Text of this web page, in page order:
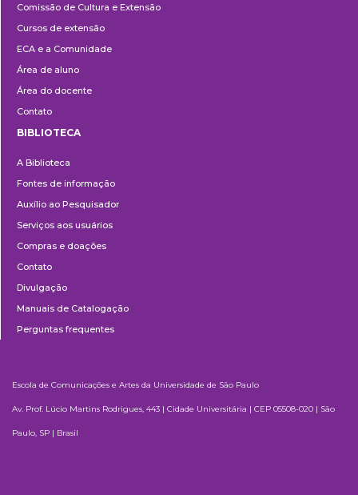
e
Extensão
Comissão de Cultura e Extensão
Cursos de extensão
ECA e a Comunidade
Área de aluno
Área do docente
Contato
BIBLIOTECA
A Biblioteca
Fontes de informação
Auxílio ao Pesquisador
Serviços aos usuários
Compras e doações
Contato
Divulgação
Manuais de Catalogação
Perguntas frequentes
Escola de Comunicações e Artes da Universidade de São Paulo
Av. Prof. Lúcio Martins Rodrigues, 443 | Cidade Universitária | CEP 05508-020 | São
Paulo, SP | Brasil